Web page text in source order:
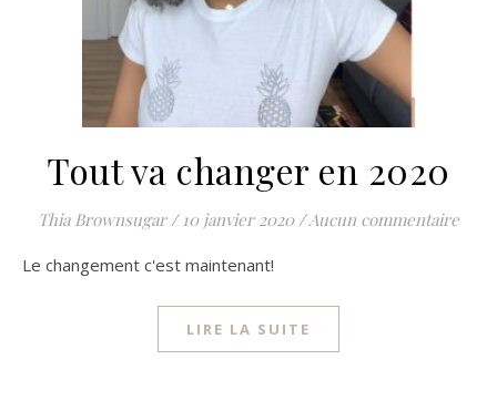
Tout va changer en 2020
Thia Brownsugar / 10 janvier 2020 / Aucun commentaire
Le changement c'est maintenant!
LIRE LA SUITE